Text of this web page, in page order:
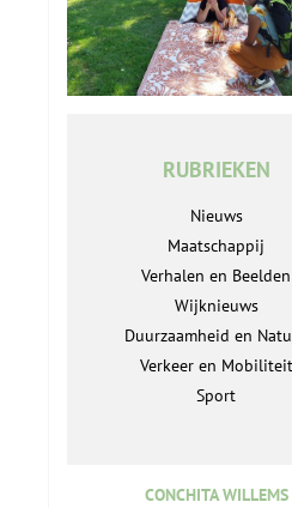
RUBRIEKEN
Nieuws
Maatschappij
Verhalen en Beelden
Wijknieuws
Duurzaamheid en
Verkeer en Mobiliteit
Sport
CONCHITA WILLEMS